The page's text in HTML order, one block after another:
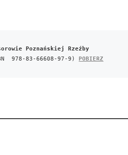
Poznańskiej Rzeźby
978-83-66608-97-9)
POBIERZ